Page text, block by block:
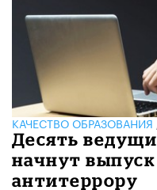
КАЧЕСТВО ОБРАЗОВАНИЯ
Десять
начнут
антитеррору